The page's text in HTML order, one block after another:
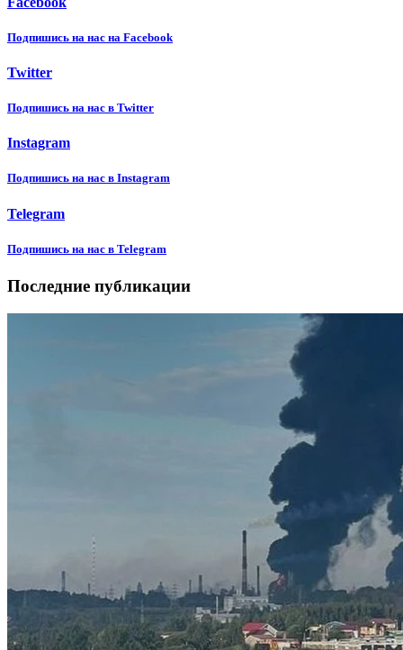
Подпишиcь на нас на Facebook
Twitter
Подпишиcь на нас в Twitter
Instagram
Подпишиcь на нас в Instagram
Telegram
Подпишиcь на нас в Telegram
Последние публикации